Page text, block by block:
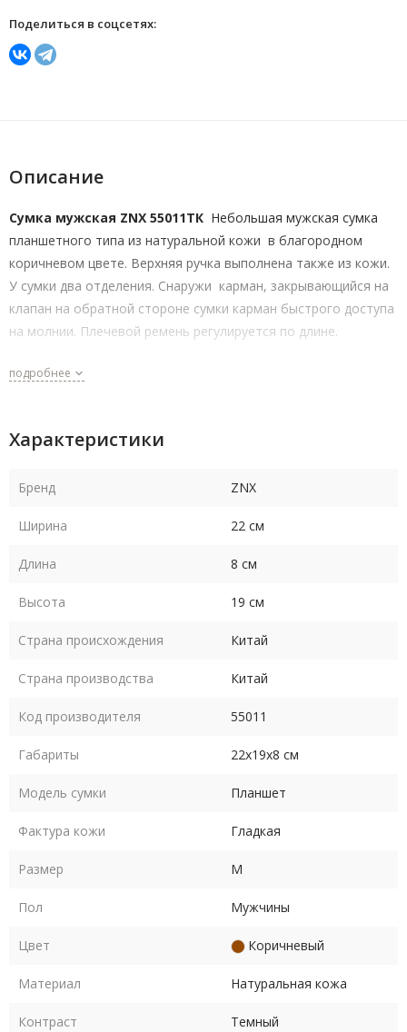
Поделиться в соцсетях:
Описание
Сумка мужская ZNX 55011ТК Небольшая мужская сумка
планшетного типа из натуральной кожи в благородном
коричневом цвете. Верхняя ручка выполнена также из кожи.
У сумки два отделения. Снаружи карман, закрывающийся на
клапан на обратной стороне сумки карман быстрого доступа
на молнии. Плечевой ремень регулируется по длине.
подробнее
Характеристики
Бренд ZNX
Ширина 22 см
Длина 8 см
Высота 19 см
Страна происхождения Китай
Страна производства Китай
Код производителя 55011
Габариты 22х19х8 см
Модель сумки Планшет
Фактура кожи Гладкая
Размер M
Пол Мужчины
Цвет Коричневый
Материал Натуральная кожа
Контраст Темный